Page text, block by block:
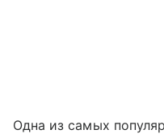
Одна из самых